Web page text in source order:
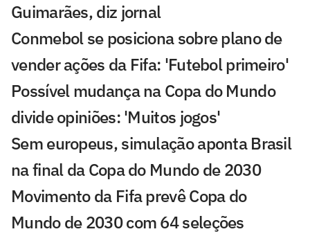
Guimarães, diz jornal
Conmebol se posiciona sobre plano de
vender ações da Fifa: 'Futebol primeiro'
Possível mudança na Copa do Mundo
divide opiniões: 'Muitos jogos'
Sem europeus, simulação aponta Brasil
na final da Copa do Mundo de 2030
Movimento da Fifa prevê Copa do
Mundo de 2030 com 64 seleções